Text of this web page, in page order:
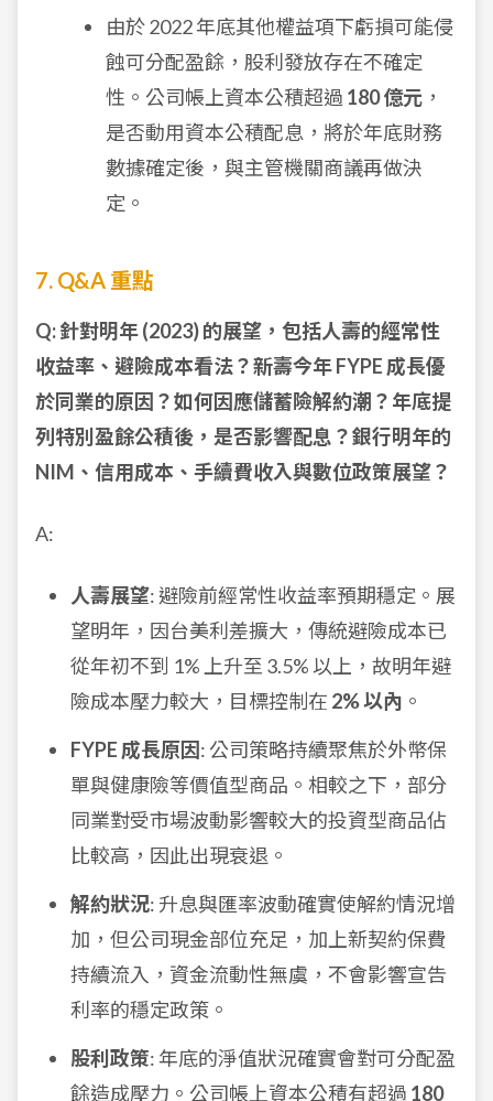
由於 2022 年底其他權益項下虧損可能侵
蝕可分配盈餘，股利發放存在不確定
性。公司帳上資本公積超過 180 億元 ，
是否動用資本公積配息，將於年底財務
數據確定後，與主管機關商議再做決
定。
7. Q&A 重點
Q: 針對明年 (2023) 的展望，包括人壽的經常性
收益率、避險成本看法？新壽今年 FYPE 成長優
於同業的原因？如何因應儲蓄險解約潮？年底提
列特別盈餘公積後，是否影響配息？銀行明年的
NIM、信用成本、手續費收入與數位政策展望？
A:
人壽展望: 避險前經常性收益率預期穩定。展
望明年，因台美利差擴大，傳統避險成本已
從年初不到 1% 上升至 3.5% 以上，故明年避
險成本壓力較大，目標控制在 2% 以內 。
FYPE 成長原因: 公司策略持續聚焦於外幣保
單與健康險等價值型商品。相較之下，部分
同業對受市場波動影響較大的投資型商品佔
比較高，因此出現衰退。
解約狀況: 升息與匯率波動確實使解約情況增
加，但公司現金部位充足，加上新契約保費
持續流入，資金流動性無虞，不會影響宣告
利率的穩定政策。
股利政策: 年底的淨值狀況確實會對可分配盈
餘造成壓力。公司帳上資本公積有超過 180